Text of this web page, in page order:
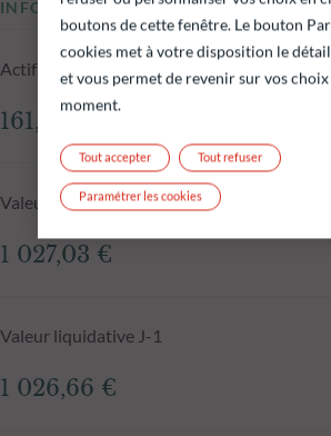
INFORMATIONS CLÉS
Actif net du fonds au 05.08.2026
161,65 M€
Valeur liquidative au 05.08.2026
1 027,03 €
Valeur liquidative J-1
1 026,66 €
boutons de cette fenêtre. Le bouton
cookies met à votre disposition le
et vous permet de revenir sur vos
moment.
Tout refuser
Tout accepter
Paramétrer les cookies